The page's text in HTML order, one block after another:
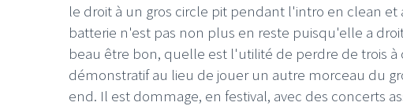
le droit à un gros circle pit pendant l'intro en clean et
batterie n'est pas non plus en reste puisqu'elle a
beau être bon, quelle est l'utilité de perdre de trois
démonstratif au lieu de jouer un autre morceau du
end. Il est dommage, en festival, avec des concerts
LE GROS RIFFIFI –
Christmas Riffifi 2025 !!!